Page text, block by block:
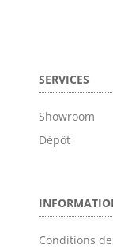
SERVICES
Showroom
Dépôt
Conditions